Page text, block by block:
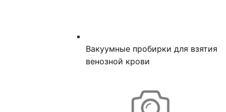
Вакуумные пробирки для взятия
венозной крови